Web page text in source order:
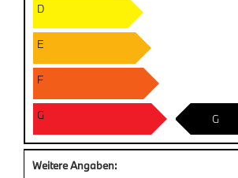
D
E
F
G G
Weitere Angaben: